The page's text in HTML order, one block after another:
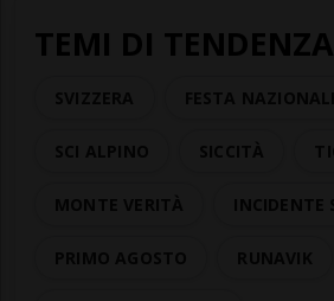
TEMI DI TENDENZA